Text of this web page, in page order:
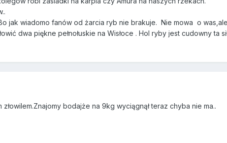
jak wiadomo fanów od żarcia ryb nie brakuje. Nie mowa o
dwa piękne pełnołuskie na Wisłoce . Hol ryby jest cudowny ta
bodajże na 9kg wyciągnął teraz chyba nie ma..